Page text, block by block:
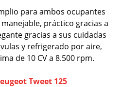
para ambos ocupantes
práctico gracias a
gracias a sus cuidadas
y refrigerado por aire,
de 10 CV a 8.500 rpm.
Tweet 125